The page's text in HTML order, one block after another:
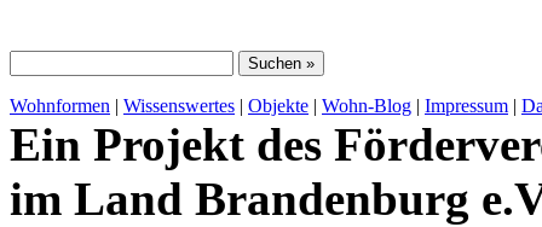
Wohnformen | Wissenswertes | Objekte | Wohn-Blog | Impressum |
Ein Projekt des
im Land Brandenburg